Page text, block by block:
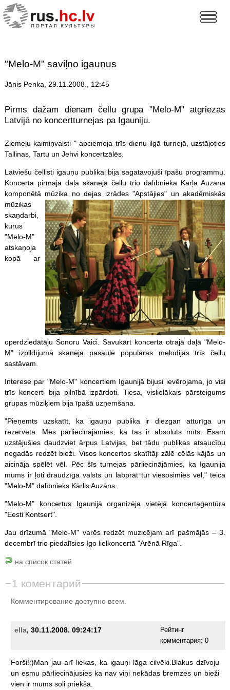
"Melo-M" saviļņo igauņus
Jānis Penka, 29.11.2008., 12:45
Pirms dažām dienām čellu grupa "Melo-M" atgriezās
Latvijā no koncertturnejas pa Igauniju.
Ziemeļu kaimiņvalsti " apciemoja trīs dienu ilgā turnejā, uzstājoties
Tallinas, Tartu un Jehvi koncertzālēs.
Latviešu čellisti igauņu publikai bija sagatavojuši īpašu programmu.
Koncerta pirmajā daļā skanēja čellu trio dalībnieka Kārļa Auzāna
komponētā mūzika no dejas izrādes "Apstājies" unakadēmiskās
mūzikas
skaņdarbi,
kurus
"Melo-M"
atskaņoja
kopā ar
operdziedātāju Sonoru Vaici. Savukārt koncerta otrajā daļā "Melo-
M" izpildījumā skanēja pasaulē populāras melodijas trīs čellu
sastāvam.
Interese par "Melo-M" koncertiem Igaunijā bijusi ievērojama, jo visi
trīs koncerti bija pilnībā izpārdoti. Tiesa, vislielākais pārsteigums
grupas mūziķiem bija īpašā uzņemšana.
"Pieņemts uzskatīt, ka igauņu publika ir diezgan atturīga un
rezervēta. Mēs pārliecinājāmies, ka tas ir absolūts mīts. Esam
uzstājušies daudzviet ārpus Latvijas, bet tādu publikas atsaucību
negadās redzēt bieži. Visos koncertos skatītāji zālē cēlās kājās un
aicināja spēlēt vēl. Pēc šīs turnejas pārliecinājāmies, ka Igaunija
mums ir ļoti draudzīga valsts un labprāt tur viesosimies vēl," teica
"Melo-M" dalībnieks Kārlis Auzāns.
"Melo-M" koncertus Igaunijā organizēja vietējā koncertaģentūra
"Eesti Kontsert".
Jau drīzumā "Melo-M" varēs redzēt muzicējam arī pašmājās – 3.
decembrī trio piedalīsies Igo lielkoncertā "Arēnā Rīga".
на список статей
1 коментарий
Комментирование доступно всем.
ella, 30.11.2008. 09:24:17
Рейтинг
комментария:0
Forši!:)Man jau arī liekas, ka igauņi lāga cilvēki.Blakus dzīvoju
un esmu pārliecinājusies ka nav viņi nekādas bremzes un bieži
vien ir mums soli priekšā.